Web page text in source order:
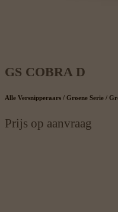
GS COBRA D
Alle Versnipperaars / Groene Serie /
Prijs op aanvraag